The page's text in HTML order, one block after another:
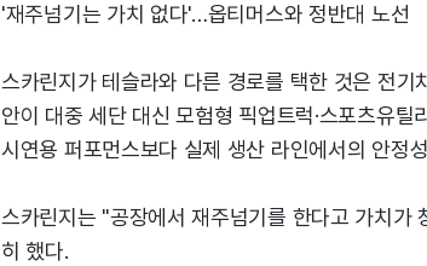
'재주넘기는 가치 없다'…옵티머스와 정반대 노선
스카린지가 테슬라와 다른 경로를 택한 것은 전기
안이 대중 세단 대신 모험형 픽업트럭·스포츠유
시연용 퍼포먼스보다 실제 생산 라인에서의 안정
스카린지는 "공장에서 재주넘기를 한다고 가치가
히 했다.